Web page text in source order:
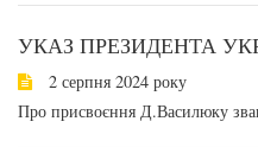
УКАЗ ПРЕЗИДЕНТА
2 серпня 2024 року
Про присвоєння Д.Василюку